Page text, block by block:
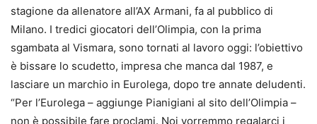
stagione da allenatore all’AX Armani, fa al pubblico di
Milano. I tredici giocatori dell’Olimpia, con la prima
sgambata al Vismara, sono tornati al lavoro oggi: l’obiettivo
è bissare lo scudetto, impresa che manca dal 1987, e
lasciare un marchio in Eurolega, dopo tre annate deludenti.
“Per l’Eurolega – aggiunge Pianigiani al sito dell’Olimpia –
non è possibile fare proclami. Noi vorremmo regalarci i